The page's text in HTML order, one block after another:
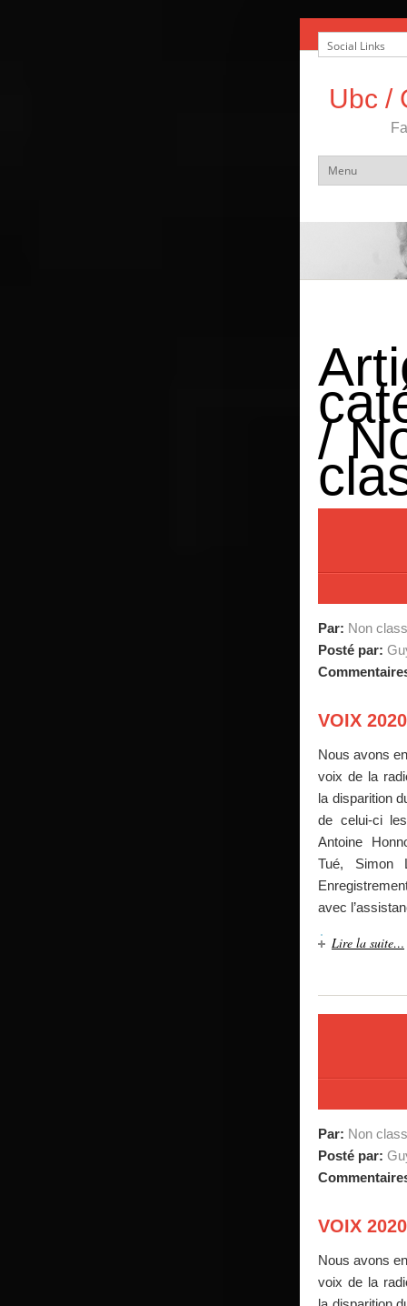
Ubc /
/
Par: Non
Posté par:
VOIX
Nous avons
voix de la
la disparition
de celui-ci
Antoine
Tué, Simon
avec
Lire la suite…
Par: Non
Posté par:
VOIX
Nous avons
voix de la